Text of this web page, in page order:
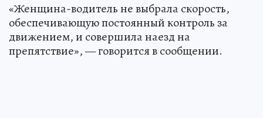
«Женщина-водитель не выбрала скорость,
обеспечивающую постоянный контроль за
движением, и совершила наезд на
препятствие», — говорится в сообщении.